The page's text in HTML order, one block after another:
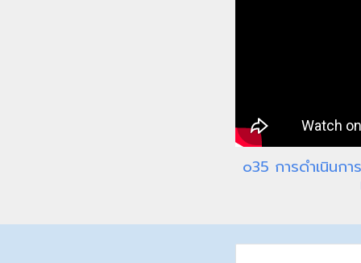
o35 การดำเนินก